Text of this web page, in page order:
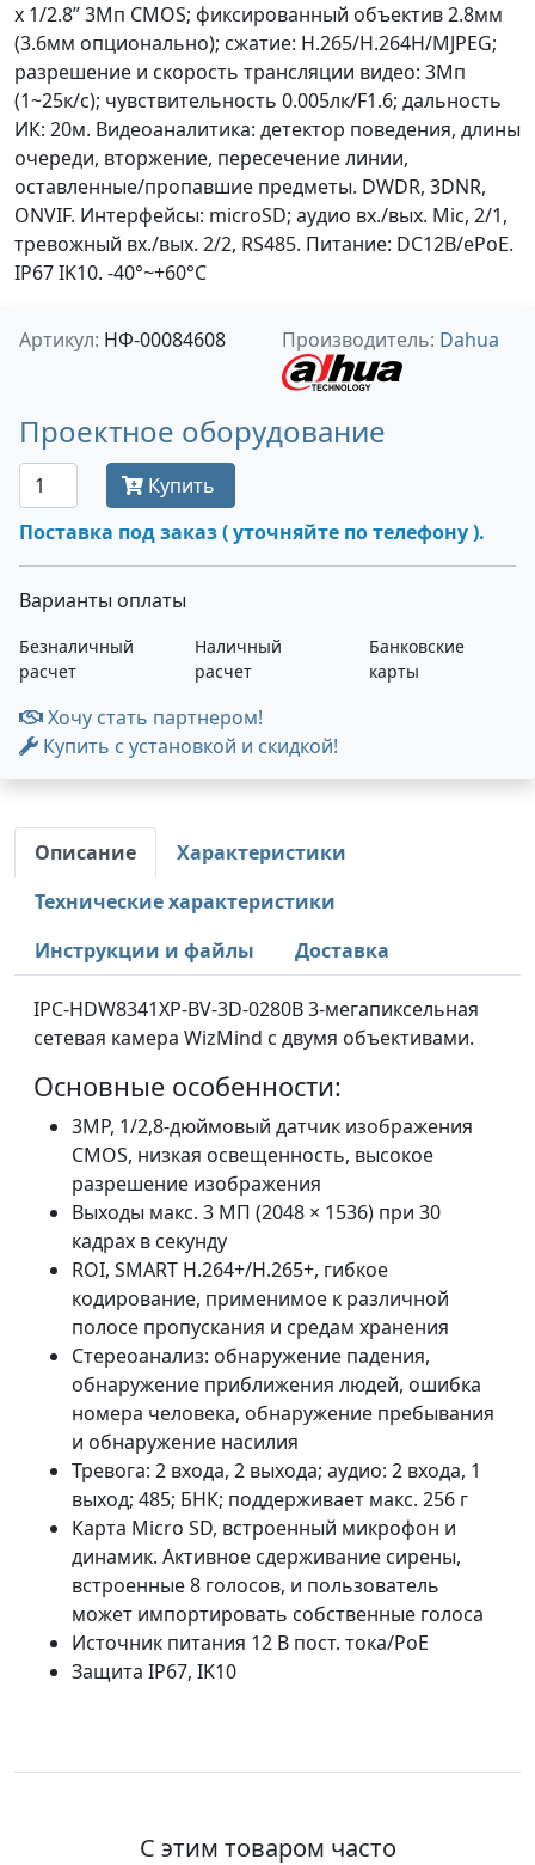
х 1/2.8” 3Мп CMOS; фиксированный объектив 2.8мм
(3.6мм опционально); сжатие: H.265/H.264H/MJPEG;
разрешение и скорость трансляции видео: 3Мп
(1~25к/с); чувствительность 0.005лк/F1.6; дальность
ИК: 20м. Видеоаналитика: детектор поведения, длины
очереди, вторжение, пересечение линии,
оставленные/пропавшие предметы. DWDR, 3DNR,
ONVIF. Интерфейсы: microSD; аудио вх./вых. Mic, 2/1,
тревожный вх./вых. 2/2, RS485. Питание: DC12В/ePoE.
IP67 IK10. -40°~+60°С
Артикул: НФ-00084608 Производитель: Dahua
Проектное оборудование
Купить
Поставка под заказ ( уточняйте по телефону ).
Варианты оплаты
Безналичный
расчет
Наличный
расчет
Банковские
карты
Хочу стать партнером!
Купить с установкой и скидкой!
Описание
Характеристики
Технические характеристики
Инструкции и файлы
Доставка
IPC-HDW8341XP-BV-3D-0280B 3-мегапиксельная
сетевая камера WizMind с двумя объективами.
Основные особенности:
3MP, 1/2,8-дюймовый датчик изображения
CMOS, низкая освещенность, высокое
разрешение изображения
Выходы макс. 3 МП (2048 × 1536) при 30
кадрах в секунду
ROI, SMART H.264+/H.265+, гибкое
кодирование, применимое к различной
полосе пропускания и средам хранения
Стереоанализ: обнаружение падения,
обнаружение приближения людей, ошибка
номера человека, обнаружение пребывания
и обнаружение насилия
Тревога: 2 входа, 2 выхода; аудио: 2 входа, 1
выход; 485; БНК; поддерживает макс. 256 г
Карта Micro SD, встроенный микрофон и
динамик. Активное сдерживание сирены,
встроенные 8 голосов, и пользователь
может импортировать собственные голоса
Источник питания 12 В пост. тока/PoE
Защита IP67, IK10
С этим товаром часто